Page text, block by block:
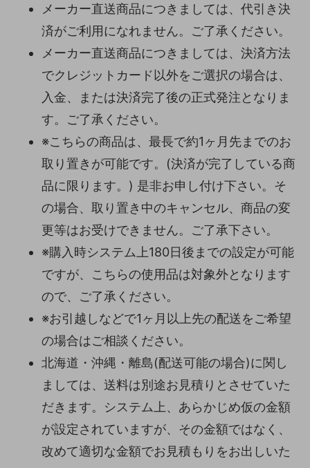
メーカー直送商品につきましては、代引き決
済がご利用になれません。ご了承ください。
メーカー直送商品につきましては、決済方法
でクレジットカード以外をご選択の場合は、
入金、または決済完了後の正式発注となりま
す。ご了承ください。
※こちらの商品は、最長で約1ヶ月先までのお
取り置きが可能です。(決済が完了している商
品に限ります。) 是非お申し付け下さい。そ
の場合、取り置き中のキャンセル、商品の変
更等はお受けできません。ご了承下さい。
※購入時システム上180日後までの設定が可能
ですが、こちらの使用品は対象外となります
ので、ご了承ください。
※お引越しなどで1ヶ月以上先の配送をご希望
の場合はご相談ください。
北海道・沖縄・離島(配送可能の場合)に関し
ましては、送料は別途お見積りとさせていた
だきます。システム上、あらかじめ仮の金額
が設定されていますが、その金額ではなく、
改めて適切な金額でお見積もりをお出しいた